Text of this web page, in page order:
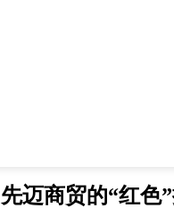
迈商贸的“红色